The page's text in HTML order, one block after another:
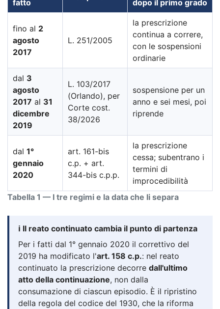
Tabella 1 — I tre regimi e la data che li separa
fatto
dopo il primo grado
fino al 2
agosto
2017
L. 251/2005
la prescrizione
continua a correre,
con le sospensioni
ordinarie
dal 3
agosto
2017 al 31
dicembre
2019
L. 103/2017
(Orlando), per
Corte cost.
38/2026
sospensione per un
anno e sei mesi, poi
riprende
dal 1°
gennaio
2020
art. 161-bis
c.p. + art.
344-bis c.p.p.
la prescrizione
cessa; subentrano i
termini di
improcedibilità
ℹ️ Il reato continuato cambia il punto di partenza
Per i fatti dal 1° gennaio 2020 il correttivo del
2019 ha modificato l'art. 158 c.p.: nel reato
continuato la prescrizione decorre dall'ultimo
atto della continuazione, non dalla
consumazione di ciascun episodio. È il ripristino
della regola del codice del 1930, che la riforma